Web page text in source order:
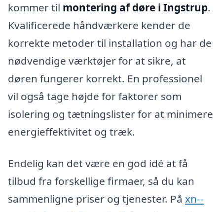
kommer til montering af døre i Ingstrup.
Kvalificerede håndværkere kender de
korrekte metoder til installation og har de
nødvendige værktøjer for at sikre, at
døren fungerer korrekt. En professionel
vil også tage højde for faktorer som
isolering og tætningslister for at minimere
energieffektivitet og træk.
Endelig kan det være en god idé at få
tilbud fra forskellige firmaer, så du kan
sammenligne priser og tjenester. På xn--